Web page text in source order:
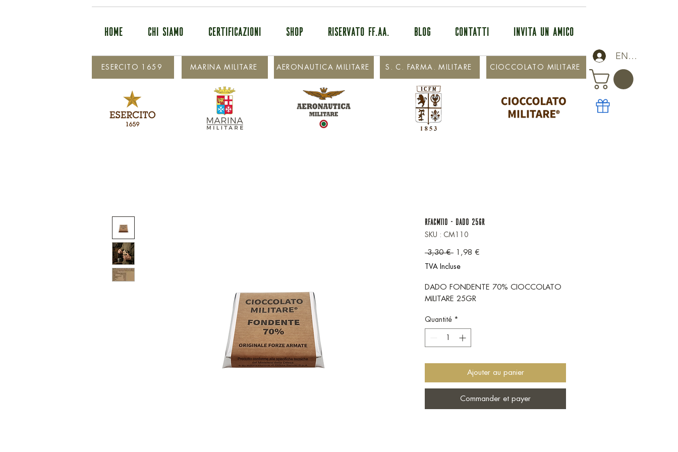
HOME CHI SIAMO CERTIFICAZIONI SHOP RISERVATO FF.AA. BLOG CONTATTI INVITA UN AMICO
CIOCCOLATO MILITARE
S. C. FARMA. MILITARE
ESERCITO 1659
ENTRA
AERONAUTICA MILITARE
MARINA MILITARE
RFACM110 - DADO 25GR
SKU : CM110
3,30 € Prix original
1,98 €
TVA Incluse
DADO FONDENTE 70% CIOCCOLATO
MILITARE 25GR
Quantité *
Ajouter au panier
Commander et payer